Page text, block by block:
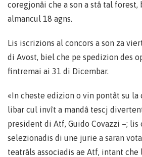
coregjonâi che a son a stâ tal forest,
almancul 18 agns.
Lis iscrizions al concors a son za
di Avost, biel che pe spedizion des
fintremai ai 31 di Dicembar.
«In cheste edizion o vin pontât su la
libar cul invît a mandâ tescj
president di Atf, Guido Covazzi –; lis
selezionadis di une jurie a saran
teatrâls associadis ae Atf, intant che